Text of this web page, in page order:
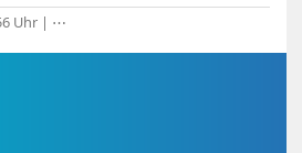
Uhr | ⋯